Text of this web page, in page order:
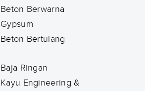
Beton Berwarna
Gypsum
Beton Bertulang
Baja Ringan
Kayu Engineering &